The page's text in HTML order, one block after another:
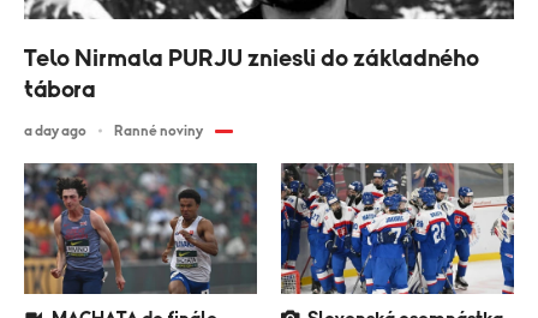
Telo Nirmala PURJU zniesli do základného
tábora
a day ago Ranné noviny